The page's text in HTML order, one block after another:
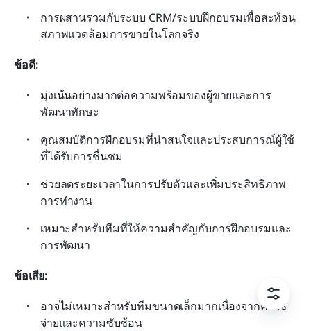
การผสานรวมกับระบบ CRM/ระบบฝึกอบรมเพื่อสะท้อน
สภาพแวดล้อมการขายในโลกจริง
ข้อดี:
มุ่งเน้นอย่างมากต่อความพร้อมของผู้ขายและการ
พัฒนาทักษะ
คุณสมบัติการฝึกอบรมที่น่าสนใจและประสบการณ์ผู้ใช้
ที่ได้รับการชื่นชม
ช่วยลดระยะเวลาในการปรับตัวและเพิ่มประสิทธิภาพ
การทำงาน
เหมาะสำหรับทีมที่ให้ความสำคัญกับการฝึกอบรมและ
การพัฒนา
ข้อเสีย:
อาจไม่เหมาะสำหรับทีมขนาดเล็กมากเนื่องจากค่าใช้
จ่ายและความซับซ้อน